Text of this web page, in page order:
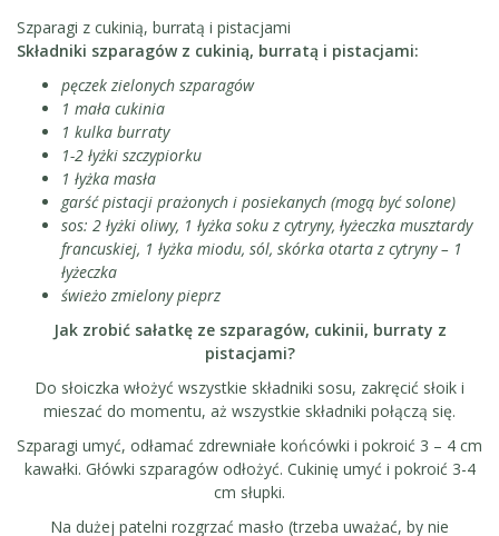
Szparagi z cukinią, burratą i pistacjami
Składniki szparagów z cukinią, burratą i pistacjami:
pęczek zielonych szparagów
1 mała cukinia
1 kulka burraty
1-2 łyżki szczypiorku
1 łyżka masła
garść pistacji prażonych i posiekanych (mogą być solone)
sos: 2 łyżki oliwy, 1 łyżka soku z cytryny, łyżeczka musztardy
francuskiej, 1 łyżka miodu, sól, skórka otarta z cytryny – 1
łyżeczka
świeżo zmielony pieprz
Jak zrobić sałatkę ze szparagów, cukinii, burraty z
pistacjami?
Do słoiczka włożyć wszystkie składniki sosu, zakręcić słoik i
mieszać do momentu, aż wszystkie składniki połączą się.
Szparagi umyć, odłamać zdrewniałe końcówki i pokroić 3 – 4 cm
kawałki. Główki szparagów odłożyć. Cukinię umyć i pokroić 3-4
cm słupki.
Na dużej patelni rozgrzać masło (trzeba uważać, by nie